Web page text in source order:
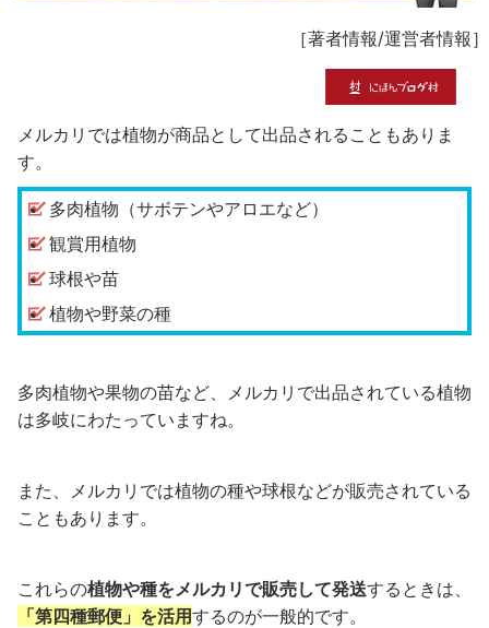
［著者情報/運営者情報 ］
メルカリでは植物が商品として出品されることもありま
す。
多肉植物（サボテンやアロエなど）
観賞用植物
球根や苗
植物や野菜の種
多肉植物や果物の苗など、メルカリで出品されている植物
は多岐にわたっていますね。
また、メルカリでは植物の種や球根などが販売されている
こともあります。
これらの植物や種をメルカリで販売して発送するときは、
「第四種郵便」を活用するのが一般的です。